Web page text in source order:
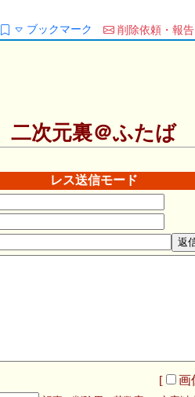
ブックマーク 削除依頼・報告